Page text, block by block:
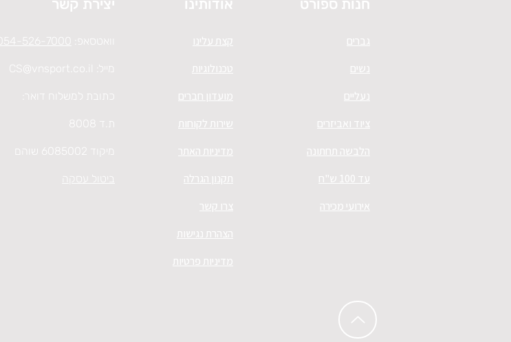
חנות ספורט
גברים
נשים
נעליים
ציוד ואביזרים
הלבשה תחתונה
עד 100 ש"ח
אירועי מכירה
אודותינו
קצת עלינו
טכנולוגיות
מועדון חברים
שירות לקוחות
מדיניות האתר
תקנון הגרלה
צרו קשר
הצהרת נגישות
מדיניות פרטיות
יצירת קשר
וואטסאפ: 054-526-7000
מייל: CS@vnsport.co.il
כתובת למשלוח דואר:
ת.ד 8008
מיקוד 6085002 שוהם
ביטול עסקה